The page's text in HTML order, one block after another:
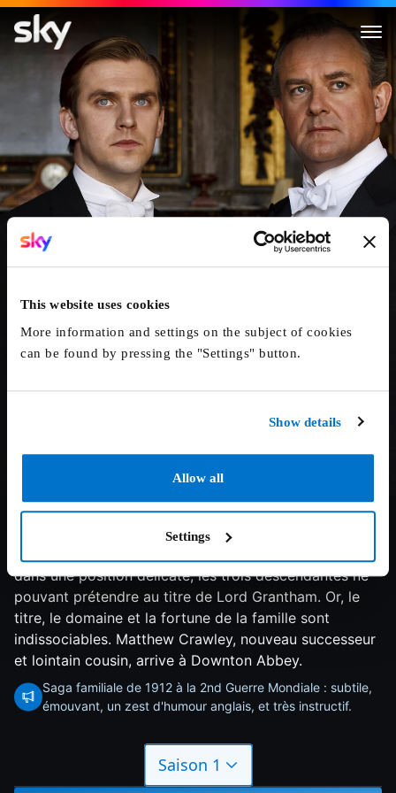
This website uses cookies
More information and settings on the subject of cookies
can be found by pressing the "Settings" button.
Show details
Allow all
Settings
Downton Abbey
6 saisons
Les héritiers de Downton Abbey ayant péri lors du
dans une position délicate, les trois descendantes ne
pouvant prétendre au titre de Lord Grantham. Or, le
titre, le domaine et la fortune de la famille sont
indissociables. Matthew Crawley, nouveau successeur
et lointain cousin, arrive à Downton Abbey.
Saga familiale de 1912 à la 2nd Guerre Mondiale : subtile,
émouvant, un zest d'humour anglais, et très instructif.
Saison 1